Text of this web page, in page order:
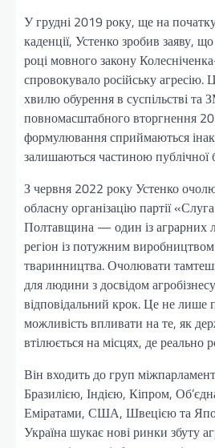
У грудні 2019 року, ще на
каденції, Устенко зробив заяву,
році мовного закону
спровокувало російську агресію.
хвилю обурення в суспільстві та
повномасштабного вторгнення
формулювання сприймаються
залишаються частиною публічної
З червня 2022 року Устенко
обласну організацію партії
Полтавщина — один із аграрних
регіон із потужним
тваринництва. Очолювати
для людини з досвідом
відповідальний крок. Це не лише
можливість впливати на те, як
втілюється на місцях, де реально
Він входить до груп
Бразилією, Індією, Кіпром,
Еміратами, США, Швецією та
Україна шукає нові ринки збуту